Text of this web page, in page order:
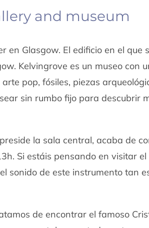
and museum
en Glasgow. El edificio en el que
Kelvingrove es un museo con
pop, fósiles, piezas
sin rumbo fijo para descubrir
la sala central, acaba de
Si estáis pensando en visitar el
sonido de este instrumento tan
de encontrar el famoso